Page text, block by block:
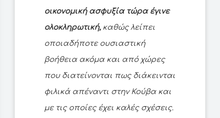
οικονομική ασφυξία τώρα έγινε
ολοκληρωτική,καθώς λείπει
οποιαδήποτε ουσιαστική
βοήθεια ακόμα και από χώρες
που διατείνονται πως διάκεινται
φιλικά απέναντι στην Κούβα και
με τις οποίες έχει καλές σχέσεις.